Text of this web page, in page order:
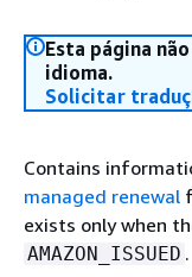
Esta página
idioma.
Solicitar
Contains
managed renewal
exists only when
AMAZON_ISSUED .